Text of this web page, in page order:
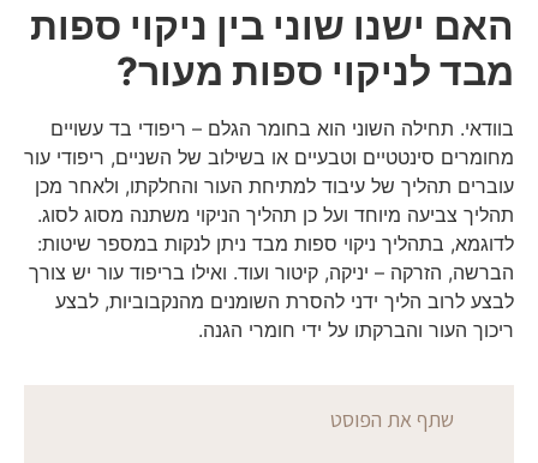
האם ישנו שוני בין ניקוי ספות
מבד לניקוי ספות מעור?
בוודאי. תחילה השוני הוא בחומר הגלם – ריפודי בד עשויים
מחומרים סינטטיים וטבעיים או בשילוב של השניים, ריפודי עור
עוברים תהליך של עיבוד למתיחת העור והחלקתו, ולאחר מכן
תהליך צביעה מיוחד ועל כן תהליך הניקוי משתנה מסוג לסוג.
לדוגמא, בתהליך ניקוי ספות מבד ניתן לנקות במספר שיטות:
הברשה, הזרקה – יניקה, קיטור ועוד. ואילו בריפוד עור יש צורך
לבצע לרוב הליך ידני להסרת השומנים מהנקבוביות, לבצע
ריכוך העור והברקתו על ידי חומרי הגנה.
שתף את הפוסט